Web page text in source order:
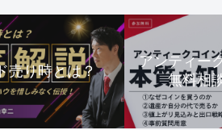
売り時とは？
アンティ
無料相